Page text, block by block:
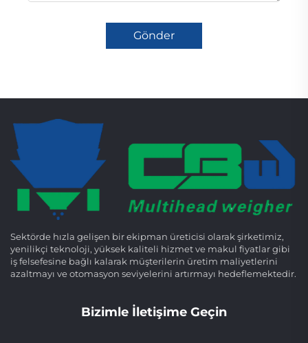
Gönder
Sektörde hızla gelişen bir ekipman üreticisi olarak şirketimiz,
yenilikçi teknoloji, yüksek kaliteli hizmet ve makul fiyatlar gibi
iş felsefesine bağlı kalarak müşterilerin üretim maliyetlerini
azaltmayı ve otomasyon seviyelerini artırmayı hedeflemektedir.
Bizimle İletişime Geçin